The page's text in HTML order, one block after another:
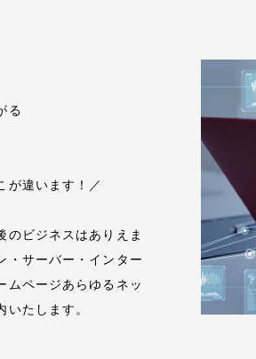
る
が違います！／
のビジネスはありえま
・サーバー・インター
ムページあらゆるネッ
いたします。